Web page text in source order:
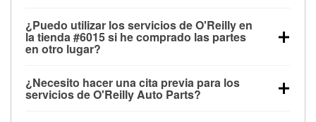
las pruebas de batería, pruebas de alternador y
motor de arranque, revisión de la luz “Check Engine”
con O'Reilly VeriScan® e instalación de
limpiaparabrisas o bombillas, están disponibles en
todas las tiendas O'Reilly Auto Parts. La tienda
¿Puedo utilizar los servicios de O'Reilly en
la tienda #6015 si he comprado las partes
en otro lugar?
de O'Reilly Auto Parts que estén disponibles en la
tienda #6015 de Fort Worth, TX aunque hayas
¿Necesito hacer una cita previa para los
servicios de O'Reilly Auto Parts?